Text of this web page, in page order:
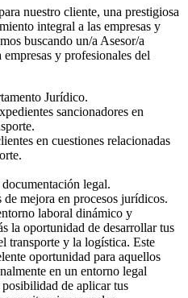
nuestro cliente, una prestigiosa
integral a las empresas y
buscando un/a Asesor/a
y profesionales del
Jurídico.
sancionadores en
en cuestiones relacionadas
legal.
mejora en procesos jurídicos.
laboral dinámico y
la oportunidad de desarrollar tus
transporte y la logística. Este
oportunidad para aquellos
en un entorno legal
de aplicar tus